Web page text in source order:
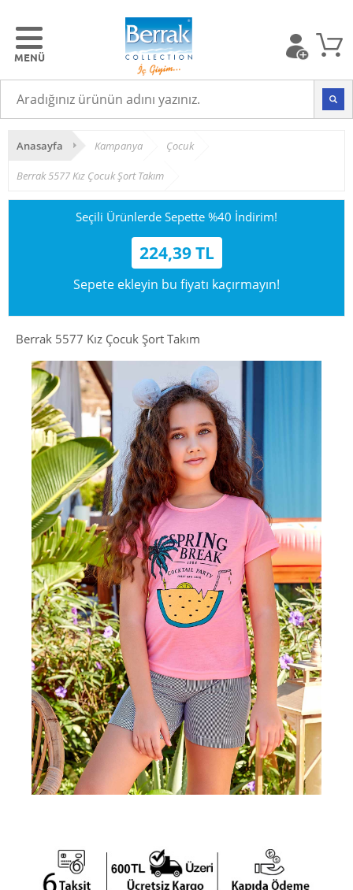
Anasayfa Kampanya Çocuk
Berrak 5577 Kız Çocuk Şort Takım
Seçili Ürünlerde Sepette %40 İndirim!
224,39 TL
Sepete ekleyin bu fiyatı kaçırmayın!
Berrak 5577 Kız Çocuk Şort Takım